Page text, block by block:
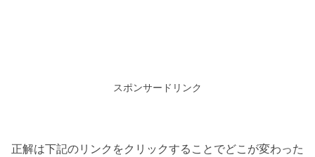
スポンサードリンク
正解は下記のリンクをクリックすることでどこが変わった